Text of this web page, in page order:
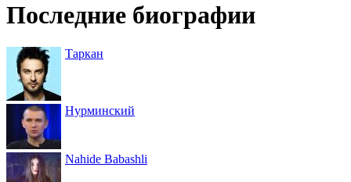
Последние биографии
Таркан
Нурминский
Nahide Babashli